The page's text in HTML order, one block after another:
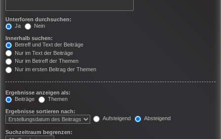
Unterforen durchsuchen:
Ja
Nein
Innerhalb suchen:
Betreff und Text der Beiträge
Nur im Text der Beiträge
Nur im Betreff der Themen
Nur im ersten Beitrag der Themen
Ergebnisse anzeigen als:
Beiträge
Themen
Ergebnisse sortieren nach:
Aufsteigend
Absteigend
Suchzeitraum begrenzen: